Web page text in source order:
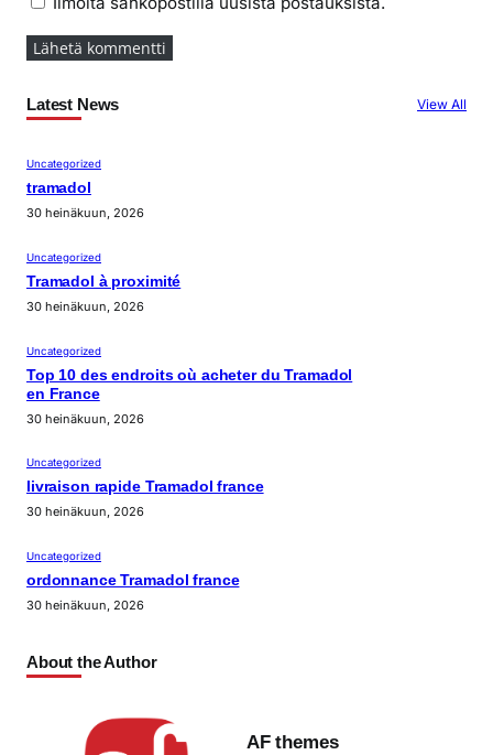
Latest News View All
Uncategorized
tramadol
30 heinäkuun, 2026
Uncategorized
Tramadol à proximité
30 heinäkuun, 2026
Uncategorized
Top 10 des endroits où acheter du Tramadol
en France
30 heinäkuun, 2026
Uncategorized
livraison rapide Tramadol france
30 heinäkuun, 2026
Uncategorized
ordonnance Tramadol france
30 heinäkuun, 2026
About the Author
AF themes